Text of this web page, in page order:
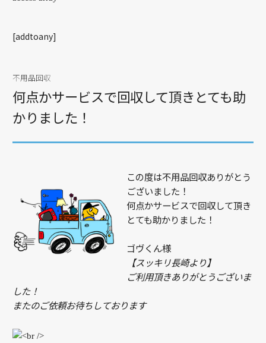
[addtoany]
不用品回収
何点かサービスで回収して頂きとても助
かりました！
この度は不用品回収ありがとう
ございました！
何点かサービスで回収して頂き
とても助かりました！
ゴヴくん様
【スッキリ長崎より】
ご利用頂きありがとうございま
した！
またのご依頼お待ちしております